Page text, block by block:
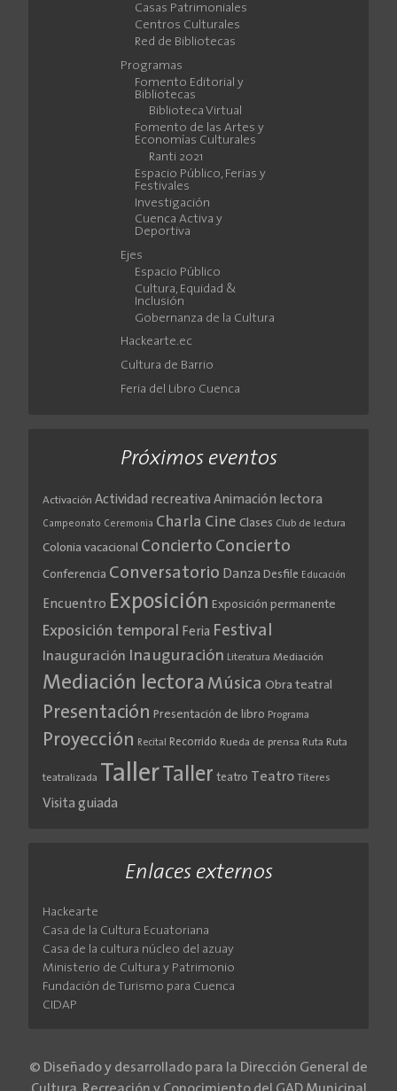
Casas Patrimoniales
Centros Culturales
Red de Bibliotecas
Programas
Fomento Editorial y
Bibliotecas
Biblioteca Virtual
Fomento de las Artes y
Economías Culturales
Ranti 2021
Espacio Público, Ferias y
Festivales
Investigación
Cuenca Activa y
Deportiva
Ejes
Espacio Público
Cultura, Equidad &
Inclusión
Gobernanza de la Cultura
Hackearte.ec
Cultura de Barrio
Feria del Libro Cuenca
Próximos eventos
Activación Actividad recreativa Animación lectora
Campeonato Ceremonia Charla Cine Clases Club de lectura
Colonia vacacional Concierto Concierto
Conferencia Conversatorio Danza Desfile Educación
Encuentro Exposición Exposición permanente
Exposición temporal Feria Festival
Inauguración Inauguración Literatura Mediación
Mediación lectora Música Obra teatral
Presentación Presentación de libro Programa
Proyección Recital Recorrido Rueda de prensa Ruta Ruta
teatralizada TallerTaller teatro Teatro Títeres
Visita guiada
Enlaces externos
Hackearte
Casa de la Cultura Ecuatoriana
Casa de la cultura núcleo del azuay
Ministerio de Cultura y Patrimonio
Fundación de Turismo para Cuenca
CIDAP
© Diseñado y desarrollado para la Dirección General de